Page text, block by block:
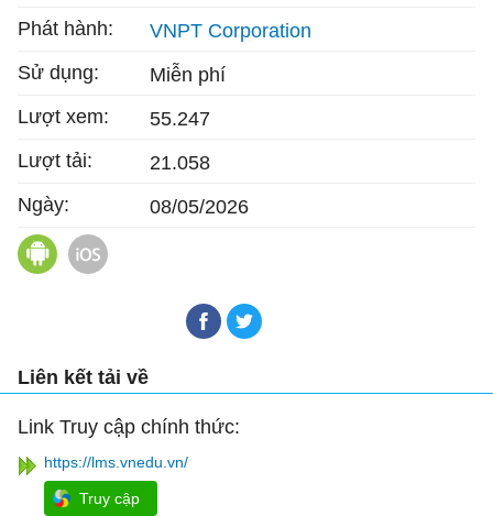
Phát hành:
VNPT Corporation
Sử dụng:
Miễn phí
Lượt xem:
55.247
Lượt tải:
21.058
Ngày:
08/05/2026
VNPT Elearning cho Android
Liên kết tải về
Link Truy cập chính thức:
https://lms.vnedu.vn/
Truy cập